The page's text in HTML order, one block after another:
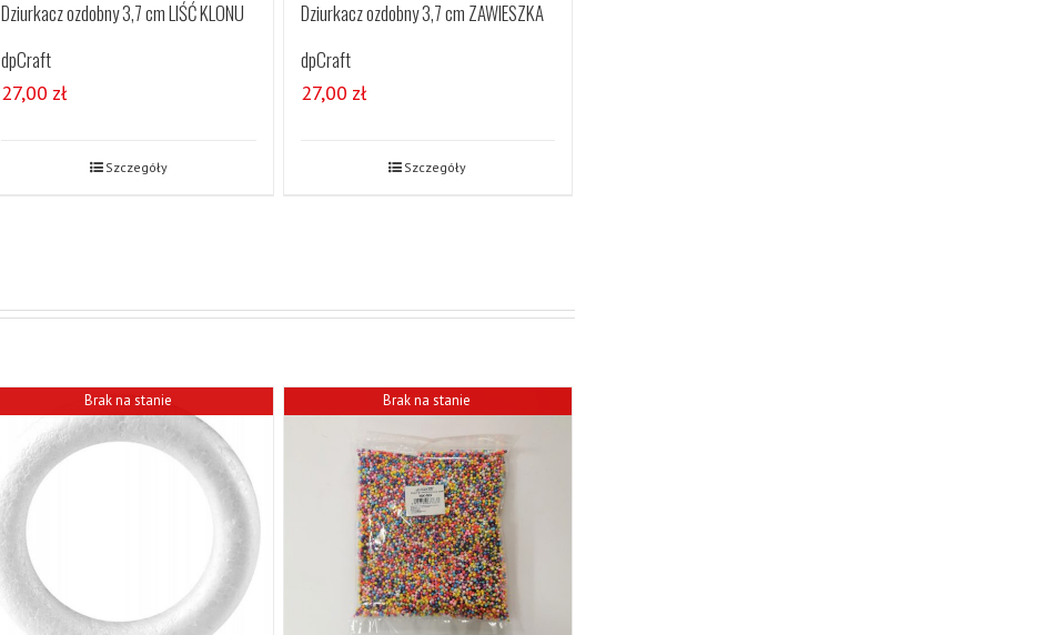
Dziurkacz ozdobny 3,7 cm LIŚĆ KLONU
dpCraft
27,00 zł
Szczegóły
Dziurkacz ozdobny 3,7 cm ZAWIESZKA
dpCraft
27,00 zł
Szczegóły
Brak na stanie Brak na stanie